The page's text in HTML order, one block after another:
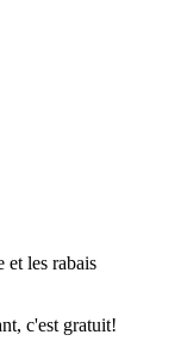
et les rabais
c'est gratuit!